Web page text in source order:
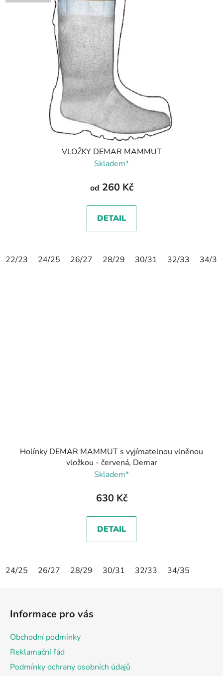
VLOŽKY DEMAR MAMMUT
Skladem*
od 260 Kč
DETAIL
22/23 24/25 26/27 28/29 30/31 32/33 34/35
Holínky DEMAR MAMMUT s vyjímatelnou vlněnou
vložkou - červená, Demar
Skladem*
630 Kč
DETAIL
24/25 26/27 28/29 30/31 32/33 34/35
Informace pro vás
Obchodní podmínky
Reklamační řád
Podmínky ochrany osobních údajů